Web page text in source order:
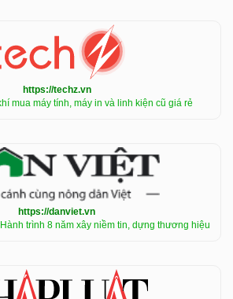
https://techz.vn
mua máy tính, máy in và linh kiện cũ giá rẻ
https://danviet.vn
trình 8 năm xây niềm tin, dựng thương hiệu